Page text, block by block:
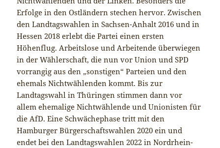
Erfolge in den Ostländern stechen hervor. Zwischen
den Landtagswahlen in Sachsen-Anhalt 2016 und in
Hessen 2018 erlebt die Partei einen ersten
Höhenflug. Arbeitslose und Arbeitende überwiegen
in der Wählerschaft, die nun vor Union und SPD
vorrangig aus den „sonstigen“ Parteien und den
ehemals Nichtwählenden kommt. Bis zur
Landtagswahl in Thüringen stimmen dann vor
allem ehemalige Nichtwählende und Unionisten für
die AfD. Eine Schwächephase tritt mit den
Hamburger Bürgerschaftswahlen 2020 ein und
endet bei den Landtagswahlen 2022 in Nordrhein-